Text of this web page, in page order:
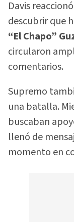
Davis
descubrir que
“El Chapo”
circularon
comentarios.
Supremo
una batalla.
buscaban
llenó de
momento en